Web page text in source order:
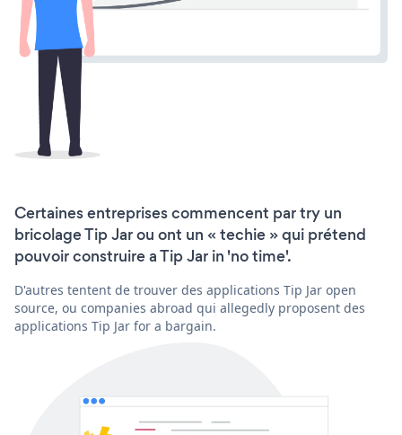
Certaines entreprises commencent par try un
bricolage Tip Jar ou ont un « techie » qui prétend
pouvoir construire a Tip Jar in 'no time'.
D'autres tentent de trouver des applications Tip Jar open
source, ou companies abroad qui allegedly proposent des
applications Tip Jar for a bargain.